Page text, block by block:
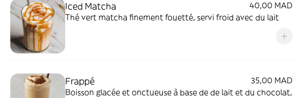
Iced Matcha
40,00 MAD
Thé vert matcha finement fouetté, servi froid avec du lait
Frappé
35,00 MAD
Boisson glacée et onctueuse à base de de lait et du chocolat,